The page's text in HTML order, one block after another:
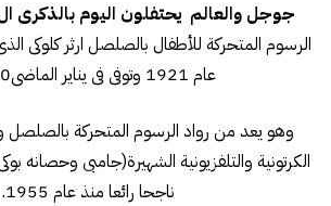
جوجل والعالم يحتفلون اليوم بالذكرى
عام 1921 وتوفى فى يناير الماضى2010 .
وهو يعد من رواد الرسوم المتحركة
الكرتونية والتلفزيونية الشهيرة(جامبى وحصانه
ناجحا رائعا منذ عام 1955.